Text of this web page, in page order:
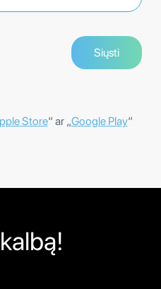
Store“ ar „Google Play“